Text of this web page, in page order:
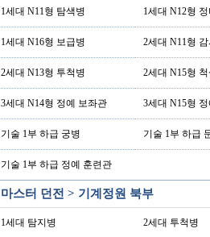
1세대 N11형 탐색병 1세대 N12형
1세대 N16형 보급병 2세대 N11형
2세대 N13형 투척병 2세대 N15형
3세대 N14형 정예 보좌관 3세대 N15형
기술 1부 하급 궁병 기술 1부 하급
기술 1부 하급 정예 훈련관
마스터 던전 > 기계정원 북부
1세대 탐지병 2세대 투척병